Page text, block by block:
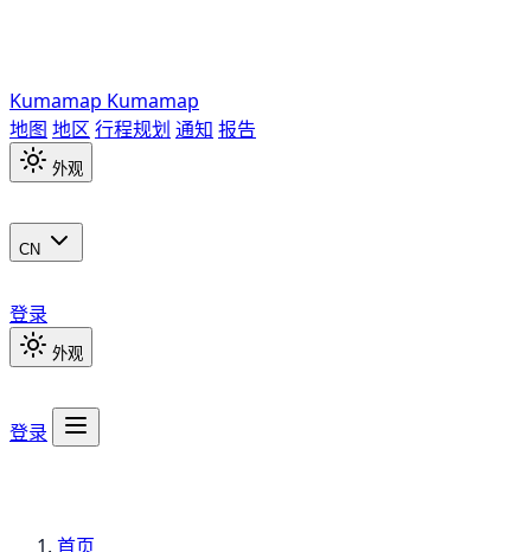
Kumamap Kumamap
地图 地区 行程规划 通知 报告
外观
CN
登录
外观
登录
首页